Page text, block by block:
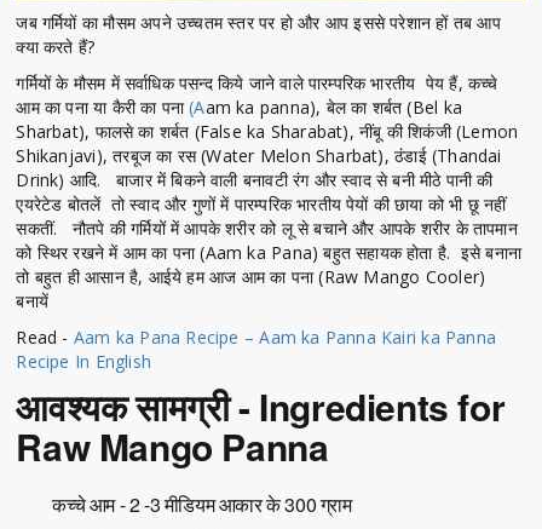
जब गर्मियों का मौसम अपने उच्चतम स्तर पर हो और आप इससे परेशान हों तब आप
क्या करते हैं?
गर्मियों के मौसम में सर्वाधिक पसन्द किये जाने वाले पारम्परिक भारतीय पेय हैं, कच्चे
आम का पना या कैरी का पना(Aam ka panna), बेल का शर्बत (Bel ka
Sharbat), फालसे का शर्बत (False ka Sharabat), नींबू की शिकंजी (Lemon
Shikanjavi), तरबूज का रस (Water Melon Sharbat), ठंडाई (Thandai
Drink) आदि. बाजार में बिकने वाली बनावटी रंग और स्वाद से बनी मीठे पानी की
एयरेटेड बोतलें तो स्वाद और गुणों में पारम्परिक भारतीय पेयों की छाया को भी छू नहीं
सकतीं. नौतपे की गर्मियों में आपके शरीर को लू से बचाने और आपके शरीर के तापमान
को स्थिर रखने में आम का पना (Aam ka Pana) बहुत सहायक होता है. इसे बनाना
तो बहुत ही आसान है, आईये हम आज आम का पना (Raw Mango Cooler)
बनायें
Read - Aam ka Pana Recipe – Aam ka Panna Kairi ka Panna
Recipe In English
आवश्यक सामग्री - Ingredients for
Raw Mango Panna
कच्चे आम - 2 -3 मीडियम आकार के 300 ग्राम